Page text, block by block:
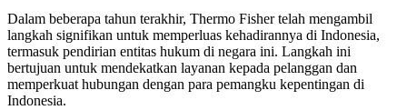
Dalam beberapa tahun terakhir, Thermo Fisher telah mengambil
langkah signifikan untuk memperluas kehadirannya di Indonesia,
termasuk pendirian entitas hukum di negara ini. Langkah ini
bertujuan untuk mendekatkan layanan kepada pelanggan dan
memperkuat hubungan dengan para pemangku kepentingan di
Indonesia.